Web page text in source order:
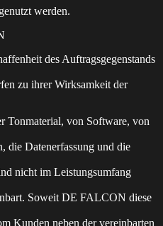
werden.
des Auftragsgegenstands
zu ihrer Wirksamkeit der
Tonmaterial, von Software, von
die Datenerfassung und die
nicht im Leistungsumfang
Soweit DE FALCON diese
Kunden neben der vereinbarten